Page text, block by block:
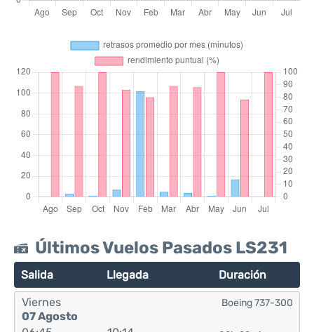
Últimos Vuelos Pasados LS231
Salida Llegada Duración
Viernes
07 Agosto
Boeing 737-300